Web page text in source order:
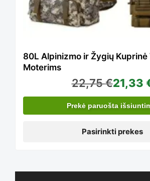
80L Alpinizmo ir Žygių
Moterims
22,75€21,33
Prekė paruošta
Pasirinkti prekes
variants.
The
options
be